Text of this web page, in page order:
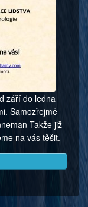
září do ledna
Samozřejmě
Takže již
na vás těšit.